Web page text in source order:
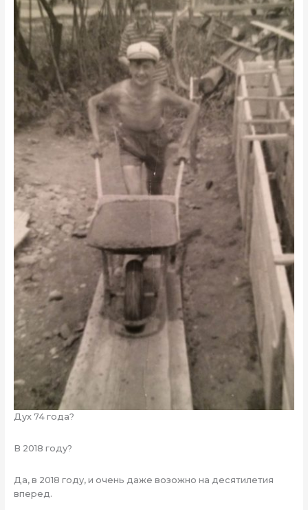
Дух 74 года?
В 2018 году?
Да, в 2018 году, и очень даже возожно на десятилетия
вперед.